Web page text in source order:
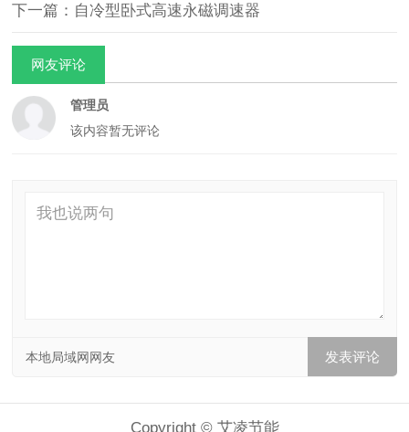
下一篇：自冷型卧式高速永磁调速器
网友评论
管理员
该内容暂无评论
本地局域网网友
Copyright © 艾凌节能